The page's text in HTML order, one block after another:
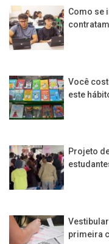
Como se
Você
este
Projeto
primeira